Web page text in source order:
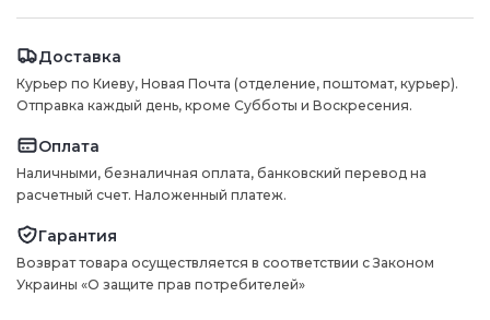
Доставка
Курьер по Киеву, Новая Почта (отделение, поштомат, курьер).
Отправка каждый день, кроме Субботы и Воскресения.
Оплата
Наличными, безналичная оплата, банковский перевод на
расчетный счет. Наложенный платеж.
Гарантия
Возврат товара осуществляется в соответствии с Законом
Украины «О защите прав потребителей»